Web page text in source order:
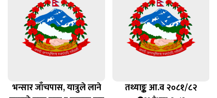
भन्सार जाँचपास, यात्रुले लाने
तथ्याङ्क आ.व २०८१/८२